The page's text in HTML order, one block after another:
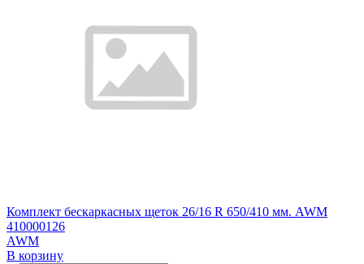
Комплект бескаркасных щеток 26/16 R 650/410 мм. AWM
410000126
AWM
В корзину